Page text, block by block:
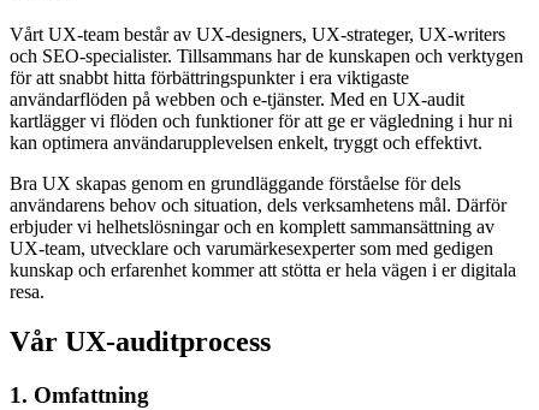
Vårt UX-team består av UX-designers, UX-strateger, UX-writers
och SEO-specialister. Tillsammans har de kunskapen och verktygen
för att snabbt hitta förbättringspunkter i era viktigaste
användarflöden på webben och e-tjänster. Med en UX-audit
kartlägger vi flöden och funktioner för att ge er vägledning i hur ni
kan optimera användarupplevelsen enkelt, tryggt och effektivt.
Bra UX skapas genom en grundläggande förståelse för dels
användarens behov och situation, dels verksamhetens mål. Därför
erbjuder vi helhetslösningar och en komplett sammansättning av
UX-team, utvecklare och varumärkesexperter som med gedigen
kunskap och erfarenhet kommer att stötta er hela vägen i er digitala
resa.
Vår UX-auditprocess
1. Omfattning